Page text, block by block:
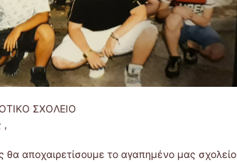
ΣΧΟΛΕΙΟ
,
αποχαιρετίσουμε το αγαπημένο μας σχολείο